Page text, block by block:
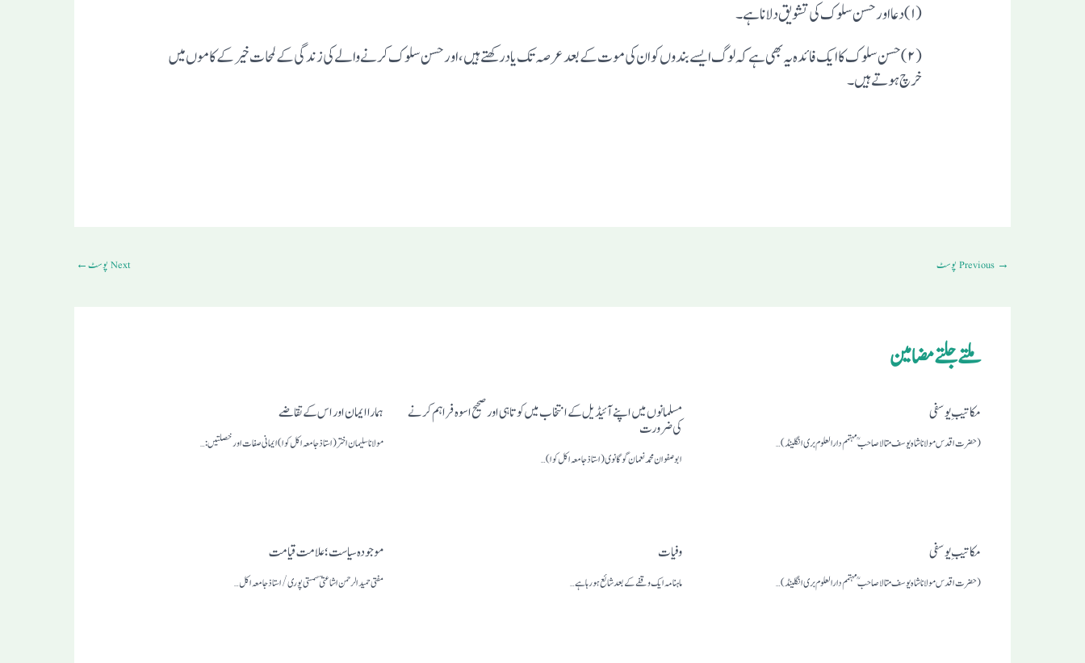
(۱) دعااورحسن سلوک کی تشویق دلاناہے۔
(۲) حسن سلوک کاایک فائدہ یہ بھی ہے کہ لوگ ایسے بندوں کوان کی موت کے بعد عرصہ تک یادرکھتے ہیں،اورحسن سلوک کرنے والے کی زندگی کے لمحات خیر کے کاموں میں
خرچ ہوتے ہیں۔
→ Next پوسٹ ←
ملتے جلتے مضامین
مکاتیبِ یوسفی
(حضرت اقدس مولانا شاہ یوسف متالا صاحبمہتمم دارالعلوم بری انگلینڈ)…
مسلمانوں میں اپنے آئیڈیل کے انتخاب میں کوتاہی اور صحیح اسوہ فراہم کرنے
کی ضرورت
ابو صفوان محمد نعمان گوگانوی(استاذ جامعہ اکل کوا) …
ہمارا ایمان اور اس کے تقاضے
مولانا سلیمان اختر(استاذ جامعہ اکل کوا) ایمانی صفات اور خصلتیں:…
مکاتیبِ یوسفی
(حضرت اقدس مولانا شاہ یوسف متالا صاحبمہتمم دارالعلوم بری انگلینڈ)…
وفیات
ماہنامہ ایک وقفے کے بعد شائع ہو رہا ہے…
موجودہ سیاست؛ علامت قیامت
مفتی حمید الرحمن اشاعتی ؔ سمستی پوری /استاذ جامعہ اکل…